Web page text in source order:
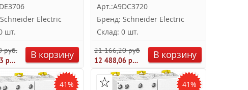
Electric
шт.
руб.
22 371,03 руб.
В корзину
Арт.:A9DC3720
Бренд: Schneider Electric
Склад: 0 шт.
21 166,20 руб.
12 488,06 руб.
В корзину
41% 41%